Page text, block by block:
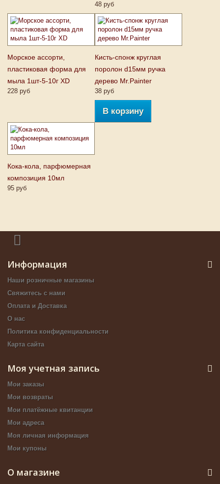
48 руб
Морское ассорти,
пластиковая форма для
мыла 1шт-5-10г XD
228 руб
Кисть-спонж круглая
поролон d15мм ручка
дерево Mr.Painter
38 руб
В корзину
Кока-кола, парфюмерная
композиция 10мл
95 руб
Информация
Наши розничные магазины
Свяжитесь с нами
Оплата и Доставка
О нас
Политика конфиденциальности
Карта сайта
Моя учетная запись
Мои заказы
Мои возвраты
Мои платёжные квитанции
Мои адреса
Моя личная информация
Мои купоны
О магазине